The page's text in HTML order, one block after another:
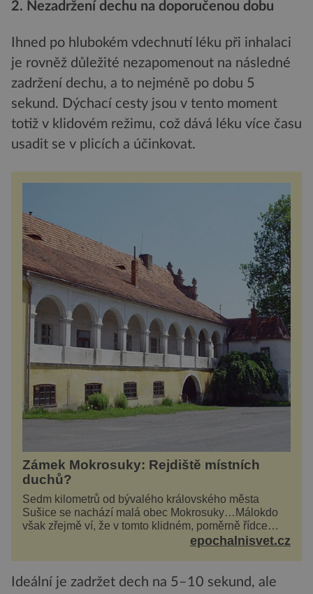
2. Nezadržení dechu na doporučenou dobu
Ihned po hlubokém vdechnutí léku při inhalaci
je rovněž důležité nezapomenout na následné
zadržení dechu, a to nejméně po dobu 5
sekund. Dýchací cesty jsou v tento moment
totiž v klidovém režimu, což dává léku více času
usadit se v plicích a účinkovat.
Zámek Mokrosuky: Rejdiště místních
duchů?
Sedm kilometrů od bývalého královského města
Sušice se nachází malá obec Mokrosuky…Málokdo
však zřejmě ví, že v tomto klidném, poměrně řídce
navštěvovaném koutu vesnické Šumavy se nachází
epochalnisvet.cz
Ideální je zadržet dech na 5–10 sekund, ale